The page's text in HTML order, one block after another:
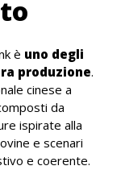
è uno degli
produzione.
cinese a
da
ispirate alla
e scenari
e coerente.